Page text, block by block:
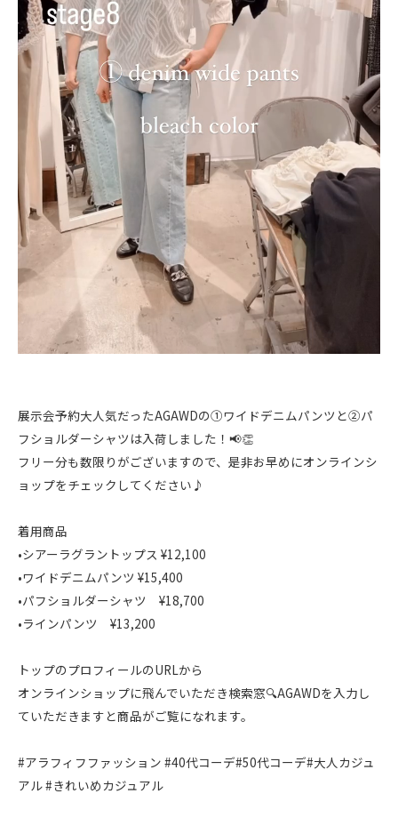
展示会予約大人気だったAGAWDの①ワイドデニムパンツと②パ
フショルダーシャツは入荷しました！📢👏
フリー分も数限りがございますので、是非お早めにオンラインシ
ョップをチェックしてください♪
着用商品
•シアーラグラントップス ¥12,100
•ワイドデニムパンツ ¥15,400
•パフショルダーシャツ ¥18,700
•ラインパンツ ¥13,200
トップのプロフィールのURLから
オンラインショップに飛んでいただき検索窓🔍AGAWDを入力し
ていただきますと商品がご覧になれます。
#アラフィフファッション #40代コーデ#50代コーデ#大人カジュ
アル #きれいめカジュアル